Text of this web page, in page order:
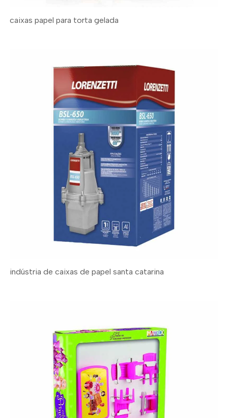
caixas papel para torta gelada
indústria de caixas de papel santa catarina